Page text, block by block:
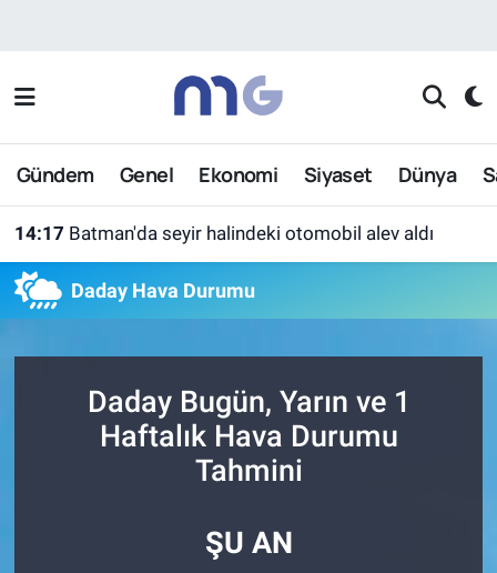
Gündem Genel Ekonomi Siyaset Dünya
14:17 Batman'da seyir halindeki otomobil alev aldı
Daday Hava Durumu
Daday Bugün, Yarın ve 1
Haftalık Hava Durumu
Tahmini
ŞU AN
Nöbetçi Eczaneler
Hava Durumu
Son Dakika Haberleri